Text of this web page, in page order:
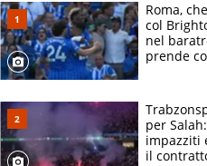
Roma,
col
nel
prende
per
impazziti
il